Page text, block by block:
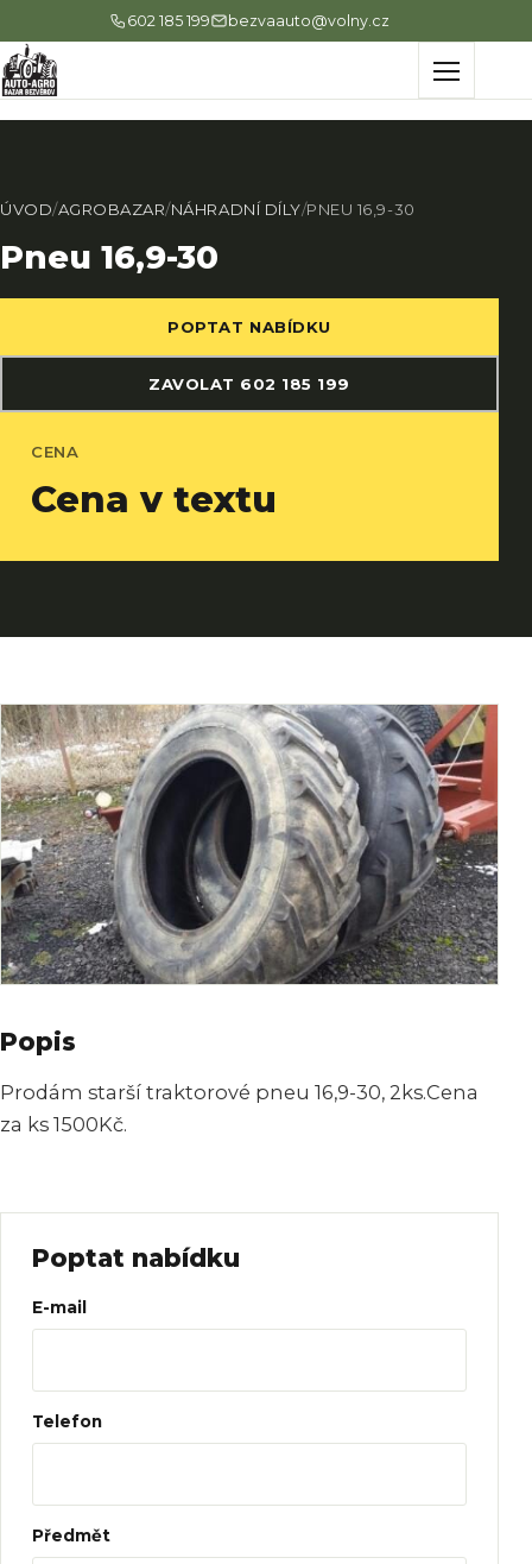
602 185 199 bezvaauto@volny.cz
Menu
ÚVOD/AGROBAZAR/NÁHRADNÍ DÍLY/PNEU 16,9-30
Pneu 16,9-30
POPTAT NABÍDKU
ZAVOLAT 602 185 199
CENA
Cena v textu
Popis
Prodám starší traktorové pneu 16,9-30, 2ks.Cena
za ks 1500Kč.
Poptat nabídku
Web
E-mail
Telefon
Předmět